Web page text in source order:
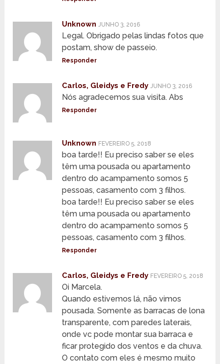
Unknown JUNHO 3, 2016
Legal. Obrigado pelas lindas fotos que
postam, show de passeio.
Responder
Carlos, Gleidys e Fredy JUNHO 3, 2016
Nós agradecemos sua visita. Abs
Responder
Unknown FEVEREIRO 5, 2018
boa tarde!! Eu preciso saber se eles
têm uma pousada ou apartamento
dentro do acampamento somos 5
pessoas, casamento com 3 filhos.
boa tarde!! Eu preciso saber se eles
têm uma pousada ou apartamento
dentro do acampamento somos 5
pessoas, casamento com 3 filhos.
Responder
Carlos, Gleidys e Fredy FEVEREIRO 5, 2018
Oi Marcela.
Quando estivemos lá, não vimos
pousada. Somente as barracas de lona
transparente, com paredes laterais,
onde vc pode montar sua barraca e
ficar protegido dos ventos e da chuva.
O contato com eles é mesmo muito